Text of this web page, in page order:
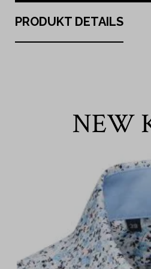
PRODUKT DETAILS
NEW